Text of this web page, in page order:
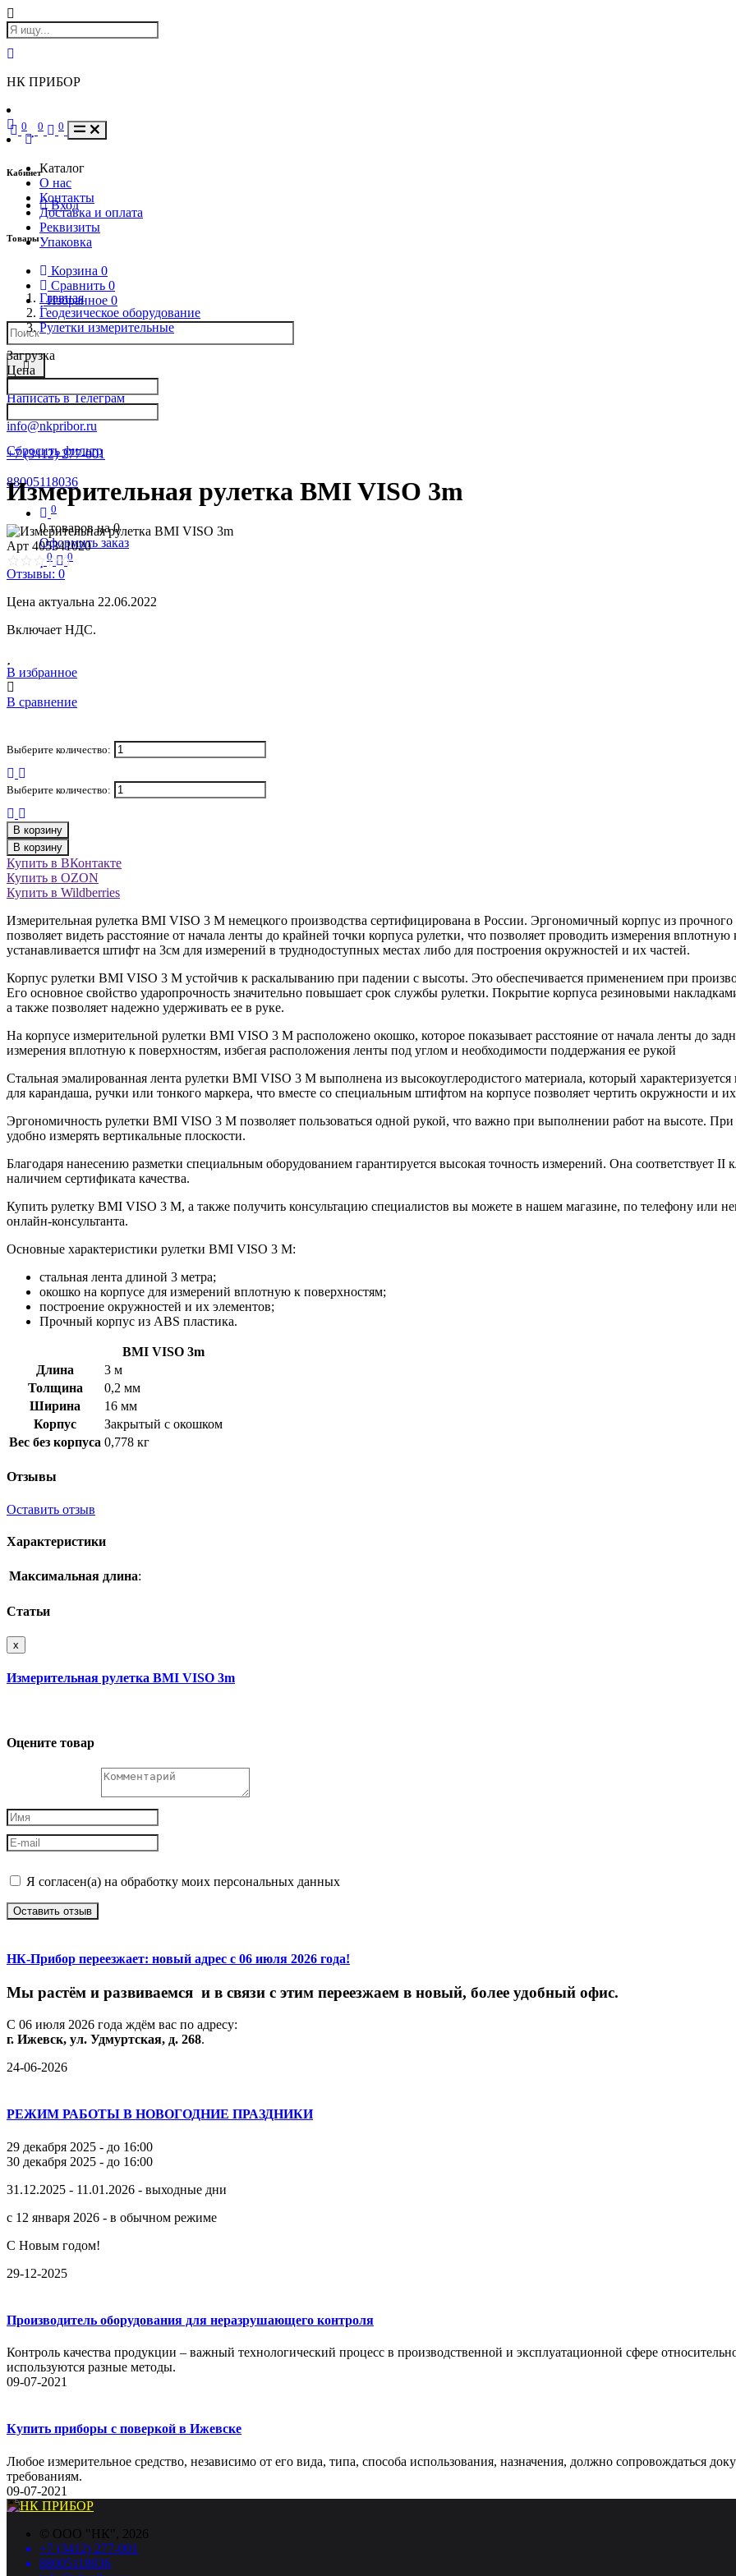
НК ПРИБОР
Кабинет
Вход
Товары
Корзина 0
Сравнить 0
Избранное 0
Написать в Телеграм
info@nkpribor.ru
+7 (3412) 277-001
88005118036
0
0 товаров на0
Оформить заказ
0 0
0 0 0
Каталог
О нас
Контакты
Доставка и оплата
Реквизиты
Упаковка
Главная
Геодезическое оборудование
Рулетки измерительные
Загрузка
Цена
Сбросить фильтр
Измерительная рулетка BMI VISO 3m
Арт 405341020
Отзывы: 0
Цена актуальна 22.06.2022
Включает НДС.
В избранное
В сравнение
Выберите количество:
Выберите количество:
В корзину
В корзину
Купить в ВКонтакте
Купить в OZON
Купить в Wildberries
Измерительная рулетка BMI VISO 3 M немецкого производства сертифицирована в России. Эргономичный корпус из
позволяет видеть расстояние от начала ленты до крайней точки корпуса рулетки, что позволяет проводить измерения
устанавливается штифт на 3см для измерений в труднодоступных местах либо для построения окружностей и их частей.
Корпус рулетки BMI VISO 3 M устойчив к раскалыванию при падении с высоты. Это обеспечивается применением при
Его основное свойство ударопрочность значительно повышает срок службы рулетки. Покрытие корпуса резиновыми
а также позволяет надежно удерживать ее в руке.
На корпусе измерительной рулетки BMI VISO 3 M расположено окошко, которое показывает расстояние от начала ленты до
измерения вплотную к поверхностям, избегая расположения ленты под углом и необходимости поддержания ее рукой
Стальная эмалированная лента рулетки BMI VISO 3 M выполнена из высокоуглеродистого материала, который
для карандаша, ручки или тонкого маркера, что вместе со специальным штифтом на корпусе позволяет чертить окружности и
Эргономичность рулетки BMI VISO 3 M позволяет пользоваться одной рукой, что важно при выполнении работ на высоте.
удобно измерять вертикальные плоскости.
Благодаря нанесению разметки специальным оборудованием гарантируется высокая точность измерений. Она соответствует II
наличием сертификата качества.
Купить рулетку BMI VISO 3 M, а также получить консультацию специалистов вы можете в нашем магазине, по телефону или
онлайн-консультанта.
Основные характеристики рулетки BMI VISO 3 M:
стальная лента длиной 3 метра;
окошко на корпусе для измерений вплотную к поверхностям;
построение окружностей и их элементов;
Прочный корпус из ABS пластика.
BMI VISO 3m
Длина
3 м
Толщина
0,2 мм
Ширина
16 мм
Корпус
Закрытый с окошком
Вес без корпуса 0,778 кг
Отзывы
Оставить отзыв
Характеристики
Максимальная длина:
Статьи
x
Измерительная рулетка BMI VISO 3m
Оцените товар
Я согласен(а) на обработку моих персональных данных
Оставить отзыв
НК-Прибор переезжает: новый адрес с 06 июля 2026 года!
Мы растём и развиваемся и в связи с этим переезжаем в новый, более удобный офис.
С 06 июля 2026 года ждём вас по адресу:
г. Ижевск, ул. Удмуртская, д. 268.
24-06-2026
РЕЖИМ РАБОТЫ В НОВОГОДНИЕ ПРАЗДНИКИ
29 декабря 2025 - до 16:00
30 декабря 2025 - до 16:00
31.12.2025 - 11.01.2026 - выходные дни
с 12 января 2026 - в обычном режиме
С Новым годом!
29-12-2025
Производитель оборудования для неразрушающего контроля
Контроль качества продукции – важный технологический процесс в производственной и эксплуатационной сфере
используются разные методы.
09-07-2021
Купить приборы с поверкой в Ижевске
Любое измерительное средство, независимо от его вида, типа, способа использования, назначения, должно сопровождаться
требованиям.
09-07-2021
© ООО "НК", 2026
+7 (3412) 277-001
88005118036